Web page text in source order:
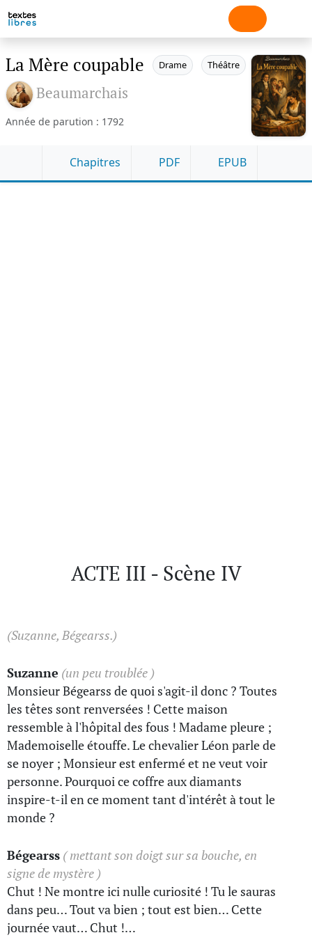
La Mère coupable Drame Théâtre
Beaumarchais
Année de parution : 1792
Chapitres PDF EPUB
ACTE III - Scène IV
(Suzanne, Bégearss.)
Suzanne (un peu troublée )
Monsieur Bégearss de quoi s'agit-il donc ? Toutes
les têtes sont renversées ! Cette maison
ressemble à l'hôpital des fous ! Madame pleure ;
Mademoiselle étouffe. Le chevalier Léon parle de
se noyer ; Monsieur est enfermé et ne veut voir
personne. Pourquoi ce coffre aux diamants
inspire-t-il en ce moment tant d'intérêt à tout le
monde ?
Bégearss ( mettant son doigt sur sa bouche, en
signe de mystère )
Chut ! Ne montre ici nulle curiosité ! Tu le sauras
dans peu… Tout va bien ; tout est bien… Cette
journée vaut… Chut !…